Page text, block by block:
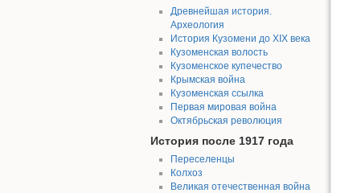
Древнейшая история.
Археология
История Кузомени до XIX века
Кузоменская волость
Кузоменское купечество
Крымская война
Кузоменская ссылка
Первая мировая война
Октябрьская революция
История после 1917 года
Переселенцы
Колхоз
Великая отечественная война